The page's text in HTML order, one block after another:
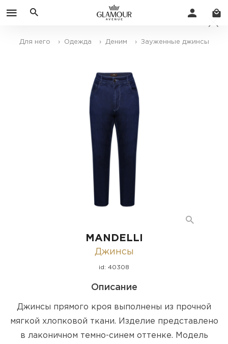
Для него › Одежда › Деним › Зауженные джинсы
MANDELLI
Джинсы
id: 40308
Описание
Джинсы прямого кроя выполнены из прочной
мягкой хлопковой ткани. Изделие представлено
в лаконичном темно-синем оттенке. Модель